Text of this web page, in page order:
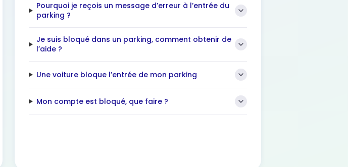
Pourquoi je reçois un message d’erreur à l’entrée du
parking ?
Je suis bloqué dans un parking, comment obtenir de
l’aide ?
Une voiture bloque l’entrée de mon parking
Mon compte est bloqué, que faire ?